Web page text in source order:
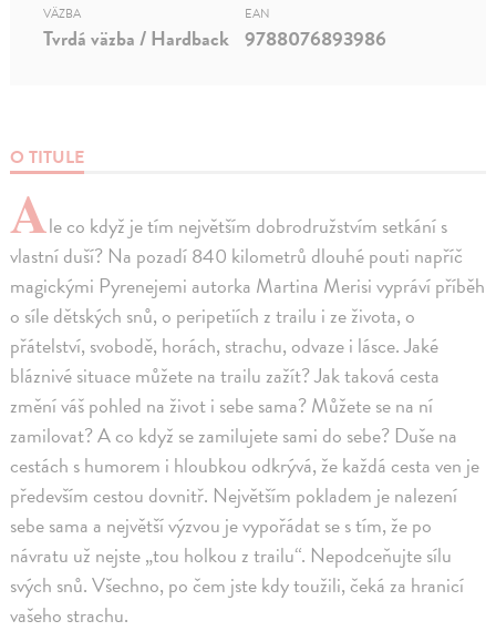
O TITULE
Ale co když je tím největším dobrodružstvím setkání s
vlastní duší? Na pozadí 840 kilometrů dlouhé pouti napříč
magickými Pyrenejemi autorka Martina Merisi vypráví příběh
o síle dětských snů, o peripetiích z trailu i ze života, o
přátelství, svobodě, horách, strachu, odvaze i lásce. Jaké
bláznivé situace můžete na trailu zažít? Jak taková cesta
změní váš pohled na život i sebe sama? Můžete se na ní
zamilovat? A co když se zamilujete sami do sebe? Duše na
cestách s humorem i hloubkou odkrývá, že každá cesta ven je
především cestou dovnitř. Největším pokladem je nalezení
sebe sama a největší výzvou je vypořádat se s tím, že po
návratu už nejste „tou holkou z trailu“. Nepodceňujte sílu
svých snů. Všechno, po čem jste kdy toužili, čeká za hranicí
vašeho strachu.
VÄZBA
Tvrdá väzba / Hardback
EAN
9788076893986